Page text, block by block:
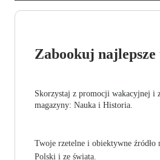
Zabookuj
Skorzystaj z promocji wakacyjnej i
magazyny: Nauka i Historia.
Twoje rzetelne i obiektywne
Polski i ze świata.